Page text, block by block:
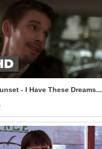
- I Have These Dreams...